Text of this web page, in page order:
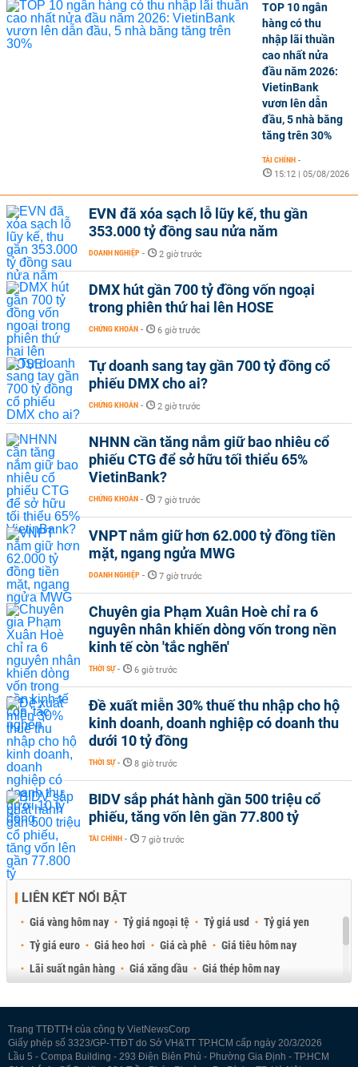
TOP 10 ngân
hàng có thu
nhập lãi thuần
cao nhất nửa
đầu năm 2026:
VietinBank
vươn lên dẫn
đầu, 5 nhà băng
tăng trên 30%
TÀI CHÍNH -
15:12 | 05/08/2026
EVN đã xóa sạch lỗ lũy kế, thu gần
353.000 tỷ đồng sau nửa năm
DOANH NGHIỆP - 2 giờ trước
DMX hút gần 700 tỷ đồng vốn ngoại
trong phiên thứ hai lên HOSE
CHỨNG KHOÁN - 6 giờ trước
Tự doanh sang tay gần 700 tỷ đồng cổ
phiếu DMX cho ai?
CHỨNG KHOÁN - 2 giờ trước
NHNN cần tăng nắm giữ bao nhiêu cổ
phiếu CTG để sở hữu tối thiểu 65%
VietinBank?
CHỨNG KHOÁN - 7 giờ trước
VNPT nắm giữ hơn 62.000 tỷ đồng tiền
mặt, ngang ngửa MWG
DOANH NGHIỆP - 7 giờ trước
Chuyên gia Phạm Xuân Hoè chỉ ra 6
nguyên nhân khiến dòng vốn trong nền
kinh tế còn 'tắc nghẽn'
THỜI SỰ - 6 giờ trước
Đề xuất miễn 30% thuế thu nhập cho hộ
kinh doanh, doanh nghiệp có doanh thu
dưới 10 tỷ đồng
THỜI SỰ - 8 giờ trước
BIDV sắp phát hành gần 500 triệu cổ
phiếu, tăng vốn lên gần 77.800 tỷ
TÀI CHÍNH - 7 giờ trước
LIÊN KẾT NỔI BẬT
Giá vàng hôm nay Tỷ giá ngoại tệ Tỷ giá usd
Tỷ giá yen
Tỷ giá euro
Giá heo hơi Giá cà phê
Giá tiêu hôm nay
Lãi suất ngân hàng
Giá xăng dầu
Giá thép hôm nay
Trang TTĐTTH của công ty VietNewsCorp
Giấy phép số 3323/GP-TTĐT do Sở VH&TT TP.HCM cấp ngày 20/3/2026
Lầu 5 - Compa Building - 293 Điện Biên Phủ - Phường Gia Định - TP.HCM